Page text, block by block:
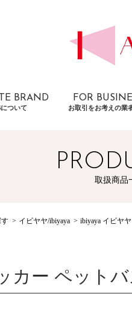
BRAND
ついて
FOR
お取引をお考えの業
取扱商品
す イビヤヤ/ibiyaya ibiyaya イビヤ
カー ペットバ